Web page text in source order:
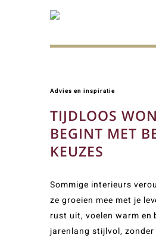
Advies en inspiratie
TIJDLOOS
BEGINT MET
KEUZES
Sommige interieurs
ze groeien mee met je
rust uit, voelen warm en
jarenlang stijlvol, zonder